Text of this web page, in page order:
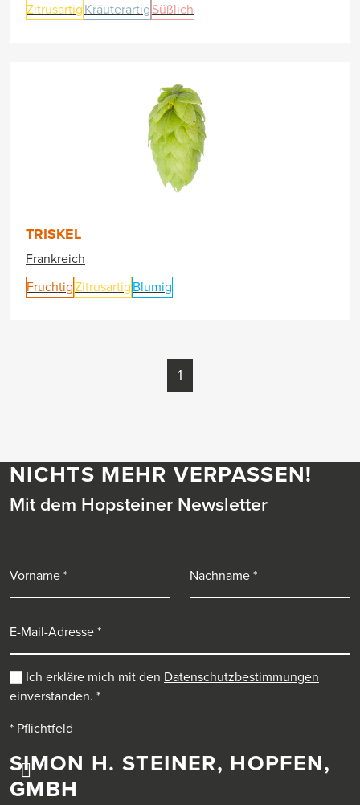
Zitrusartig Kräuterartig Süßlich
TRISKEL
Frankreich
FruchtigZitrusartig Blumig
1
SIMON H. STEINER, HOPFEN,
GMBH
NICHTS MEHR VERPASSEN!
Mit dem Hopsteiner Newsletter
Ich erkläre mich mit den Datenschutzbestimmungen
einverstanden. *
* Pflichtfeld